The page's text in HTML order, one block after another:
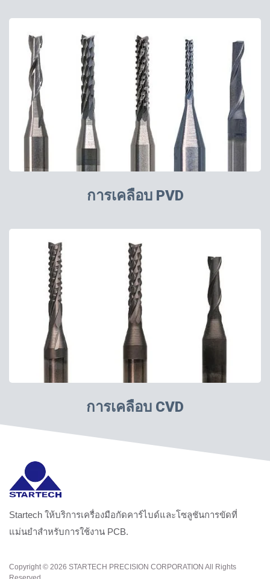
การเคลือบ PVD
การเคลือบ CVD
Startech ให้บริการเครื่องมือกัดคาร์ไบด์และโซลูชันการขัดที่
แม่นยำสำหรับการใช้งาน PCB.
Copyright © 2026 STARTECH PRECISION CORPORATION All Rights